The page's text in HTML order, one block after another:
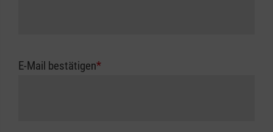
E-Mail bestätigen*